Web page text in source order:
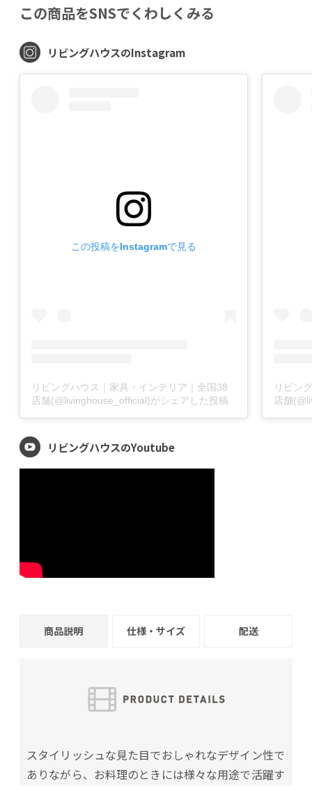
この商品をSNSでくわしくみる
リビングハウスのInstagram
この投稿をInstagramで見る
リビングハウス｜家具・インテリア｜全国38
店舗(@livinghouse_official)がシェアした投稿
リビン
店舗
リビングハウスのYoutube
商品説明 仕様・サイズ 配送
スタイリッシュな見た目でおしゃれなデザイン性で
ありながら、お料理のときには様々な用途で活躍す